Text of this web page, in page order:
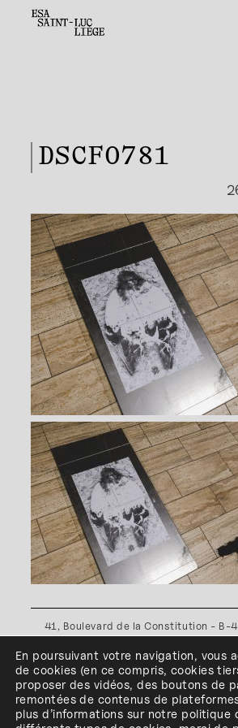
DSCF0781
41, Boulevard de la Constitution - B-
Plan d'accès•Politique de
cookies•Conditions
l'ESA Saint-Luc Liège est
En poursuivant votre navigation, vous
de cookies (en ce compris, cookies
proposer des vidéos, des boutons de
remontées de contenus de
plus d’informations sur notre politique